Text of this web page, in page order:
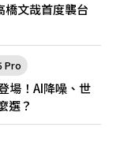
橋文哉首度襲台
Pro
場！AI降噪、世
選？